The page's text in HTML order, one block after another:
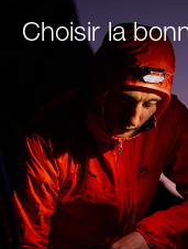
Choisir la